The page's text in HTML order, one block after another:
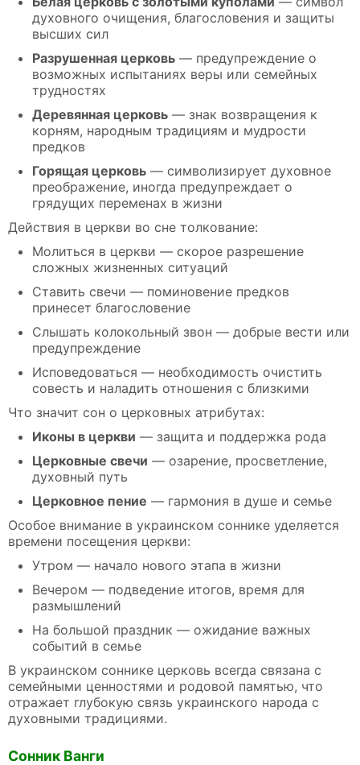
духовного очищения, благословения и защиты
высших сил
Разрушенная церковь — предупреждение о
возможных испытаниях веры или семейных
трудностях
Деревянная церковь — знак возвращения к
корням, народным традициям и мудрости
предков
Горящая церковь — символизирует духовное
преображение, иногда предупреждает о
грядущих переменах в жизни
Действия в церкви во сне толкование:
Молиться в церкви — скорое разрешение
сложных жизненных ситуаций
Ставить свечи — поминовение предков
принесет благословение
Слышать колокольный звон — добрые вести или
предупреждение
Исповедоваться — необходимость очистить
совесть и наладить отношения с близкими
Что значит сон о церковных атрибутах:
Иконы в церкви — защита и поддержка рода
Церковные свечи — озарение, просветление,
духовный путь
Церковное пение — гармония в душе и семье
Особое внимание в украинском соннике уделяется
времени посещения церкви:
Утром — начало нового этапа в жизни
Вечером — подведение итогов, время для
размышлений
На большой праздник — ожидание важных
событий в семье
В украинском соннике церковь всегда связана с
семейными ценностями и родовой памятью, что
отражает глубокую связь украинского народа с
духовными традициями.
Сонник Ванги